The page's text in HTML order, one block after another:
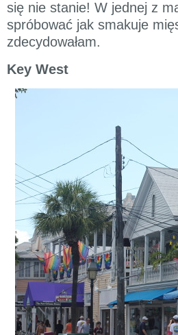
się nie stanie! W jednej z
spróbować jak smakuje
zdecydowałam.
Key West